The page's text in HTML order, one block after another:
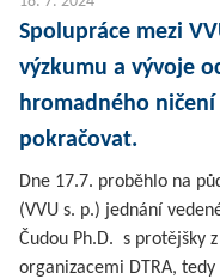
Spolupráce mezi
výzkumu a vývoje
hromadného
pokračovat.
Dne 17.7. proběhlo na
(VVU s. p.) jednání
Čudou Ph.D. s protějšky
organizacemi DTRA,